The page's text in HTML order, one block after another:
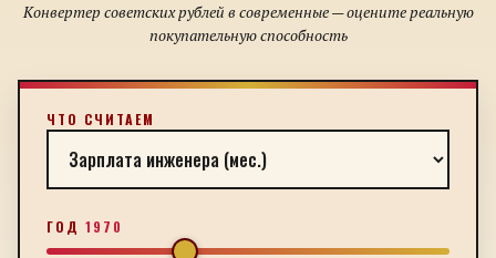
Конвертер советских рублей в современные — оцените реальную
покупательную способность
ЧТО СЧИТАЕМ
ГОД 1970